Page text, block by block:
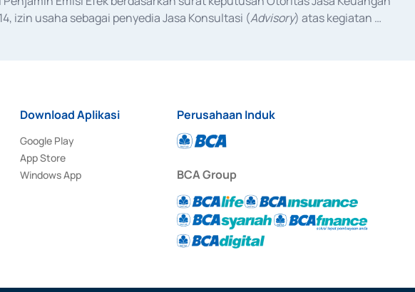
izin usaha sebagai penyedia Jasa Konsultasi (Advisory) atas kegiatan
Download Aplikasi
Google Play
App Store
Windows App
Perusahaan Induk
BCA Group